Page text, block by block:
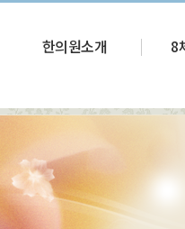
한의원소개 8